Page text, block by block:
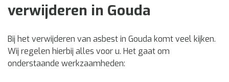
verwijderen in Gouda
Bij het verwijderen van asbest in Gouda komt veel kijken.
Wij regelen hierbij alles voor u. Het gaat om
onderstaande werkzaamheden: